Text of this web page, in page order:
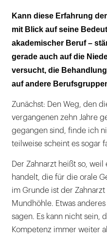
Kann diese Erfahrung
mit Blick auf seine
akademischer Beruf –
gerade auch auf die
versucht, die
auf andere
Zunächst: Den Weg, den
vergangenen zehn Jahre
gegangen sind, finde ich
teilweise scheint es sogar
Der Zahnarzt heißt so,
handelt, die für die orale
im Grunde ist der
Mundhöhle. Etwas
sagen. Es kann nicht sein,
Kompetenz immer weiter